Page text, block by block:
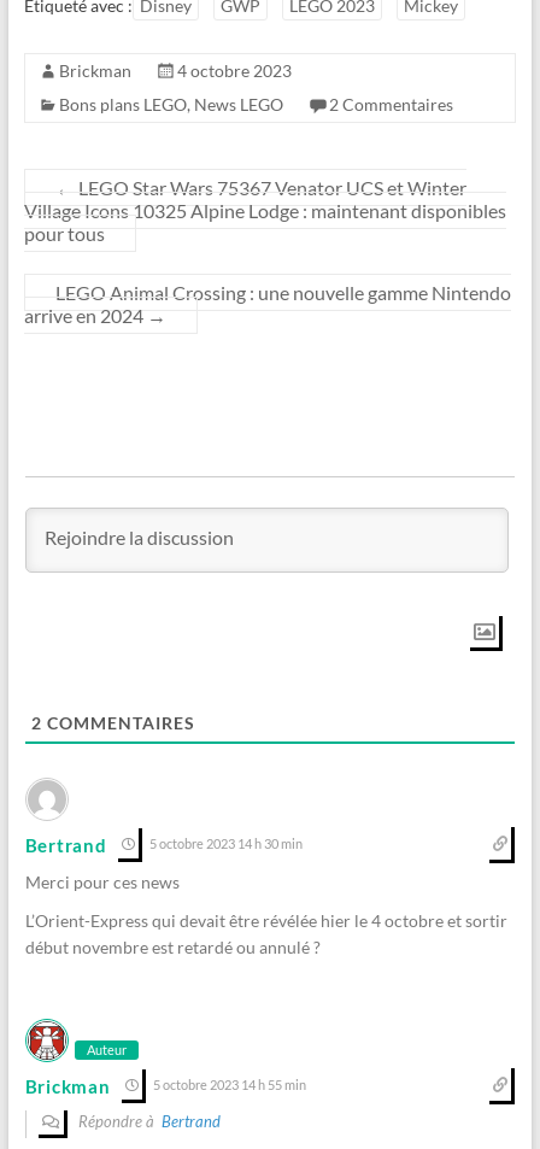
Étiqueté avec : Disney GWP LEGO 2023 Mickey
Brickman
4 octobre 2023
Bons plans LEGO, News LEGO 2 Commentaires
←
LEGO Star Wars 75367 Venator UCS et Winter
Village Icons 10325 Alpine Lodge : maintenant disponibles
pour tous
LEGO Animal Crossing : une nouvelle gamme Nintendo
arrive en 2024 →
2 COMMENTAIRES
Bertrand 5 octobre 2023 14 h 30 min
Merci pour ces news
L’Orient-Express qui devait être révélée hier le 4 octobre et sortir
début novembre est retardé ou annulé ?
Auteur
Brickman 5 octobre 2023 14 h 55 min
Répondre à Bertrand